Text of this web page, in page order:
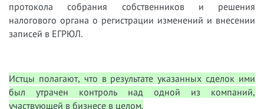
протокола собрания собственников и решения
налогового органа о регистрации изменений и внесении
записей в ЕГРЮЛ.
Истцы полагают, что в результате указанных сделок ими
был утрачен контроль над одной из компаний,
участвующей в бизнесе в целом.